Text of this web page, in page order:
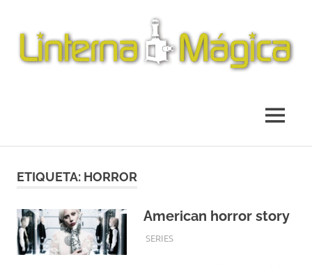
MENÚ
ETIQUETA: HORROR
American horror story
23 AGOSTO, 2016
CAMPUCSS
SERIES